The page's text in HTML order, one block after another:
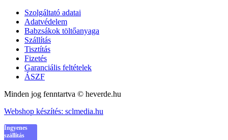
Szolgáltató adatai
Adatvédelem
Babzsákok töltőanyaga
Szállítás
Tisztítás
Fizetés
Garanciális feltételek
ÁSZF
Minden jog fenntartva © heverde.hu
Webshop készítés: sclmedia.hu
Ingyenes
szállítás